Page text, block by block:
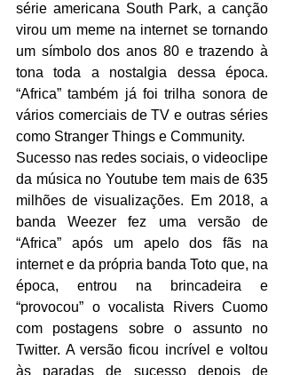
série americana South Park, a canção
virou um meme na internet se tornando
um símbolo dos anos 80 e trazendo à
tona toda a nostalgia dessa época.
“Africa” também já foi trilha sonora de
vários comerciais de TV e outras séries
como Stranger Things e Community.
Sucesso nas redes sociais, o videoclipe
da música no Youtube tem mais de 635
milhões de visualizações. Em 2018, a
banda Weezer fez uma versão de
“Africa” após um apelo dos fãs na
internet e da própria banda Toto que, na
época, entrou na brincadeira e
“provocou” o vocalista Rivers Cuomo
com postagens sobre o assunto no
Twitter. A versão ficou incrível e voltou
às paradas de sucesso depois de